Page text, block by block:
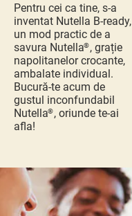
Pentru cei ca tine, s-a
inventat Nutella B-ready,
un mod practic de a
savura Nutella®, grație
napolitanelor crocante,
ambalate individual.
Bucură-te acum de
gustul inconfundabil
Nutella®, oriunde te-ai
afla!